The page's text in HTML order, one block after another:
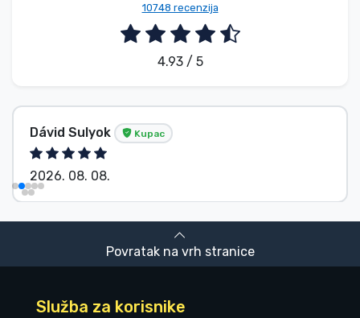
10748 recenzija
4.93 / 5
Dávid Sulyok Kupac
2026. 08. 08.
Povratak na vrh stranice
Služba za korisnike